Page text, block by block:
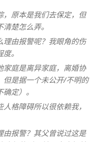
，原本是我们去保定，但
楚怎么弄。
理由报警呢？我眼角的伤
。
家庭是离异家庭，离婚协
但是据一个未公开/不明的
定）。
格障碍所以很依赖我，
由报警？其父曾说过这是